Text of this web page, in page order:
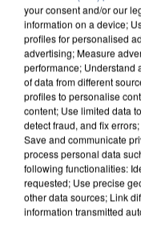
UNE TOURISTE
your consent and/or our
information on a device;
profiles for personalised
advertising; Measure
performance; Understand
of data from different
profiles to personalise
content; Use limited data
detect fraud, and fix
Save and communicate
process personal data
following functionalities:
requested; Use precise
other data sources; Link
information transmitted